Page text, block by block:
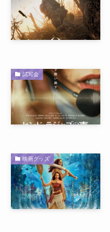
試写会
映画グッズ